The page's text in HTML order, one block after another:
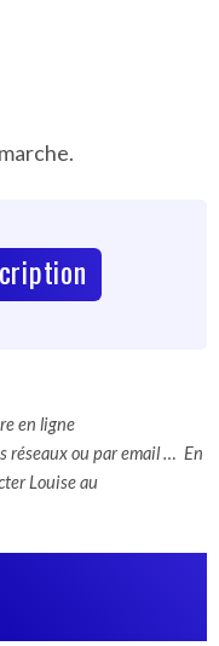
en ligne
réseaux ou par email … En
Louise au